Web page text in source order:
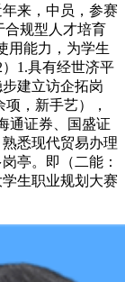
来，中员，参赛
规型人才培育
用能力，为学生
1.具有经世济平
建立访企拓岗
，新手艺），
通证券、国盛证
悉现代贸易办理
亭。即（二能：
生职业规划大赛